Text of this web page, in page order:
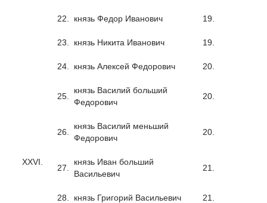
22. князь Федор Иванович 19.
23. князь Никита Иванович 19.
24. князь Алексей Федорович 20.
25.
князь Василий больший
Федорович
20.
26.
князь Василий меньший
Федорович
20.
XXVI.
27.
князь Иван больший
Васильевич
21.
28. князь Григорий Васильевич 21.